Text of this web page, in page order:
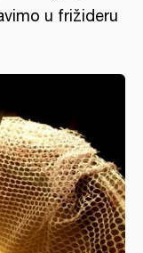
u frižideru